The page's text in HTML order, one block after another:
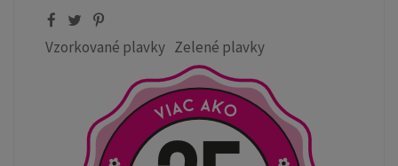
Vzorkované plavky Zelené plavky